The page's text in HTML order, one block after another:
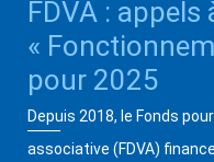
FDVA : appels
«
pour 2025
Depuis 2018, le Fonds
associative (FDVA)